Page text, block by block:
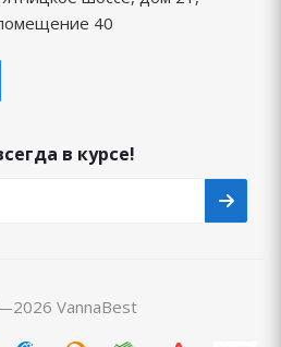
40
в курсе!
VannaBest